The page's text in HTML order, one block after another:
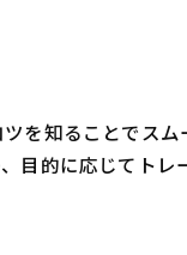
を知ることでスム
的に応じてトレ